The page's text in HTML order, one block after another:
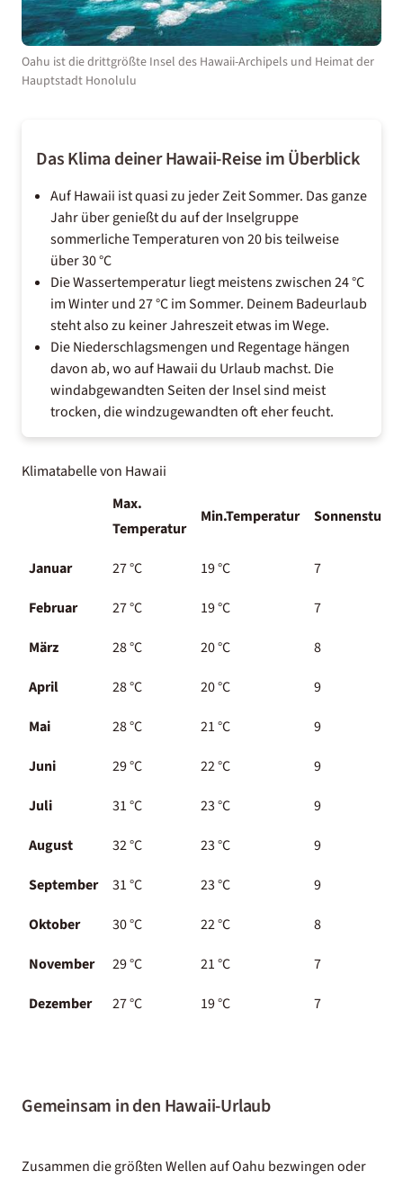
Oahu ist die drittgrößte Insel des Hawaii-Archipels und Heimat der
Hauptstadt Honolulu
Das Klima deiner Hawaii-Reise im Überblick
Auf Hawaii ist quasi zu jeder Zeit Sommer. Das ganze
Jahr über genießt du auf der Inselgruppe
sommerliche Temperaturen von 20 bis teilweise
über 30 °C
Die Wassertemperatur liegt meistens zwischen 24 °C
im Winter und 27 °C im Sommer. Deinem Badeurlaub
steht also zu keiner Jahreszeit etwas im Wege.
Die Niederschlagsmengen und Regentage hängen
davon ab, wo auf Hawaii du Urlaub machst. Die
windabgewandten Seiten der Insel sind meist
trocken, die windzugewandten oft eher feucht.
Klimatabelle von Hawaii
Max.
Temperatur
Min.Temperatur
Januar 27 °C 19 °C
7
Februar
27 °C 19 °C
7
März
28 °C 20 °C
8
April
28 °C 20 °C
9
Mai
28 °C 21 °C
9
Juni
29 °C 22 °C
9
Juli
31 °C 23 °C
9
August
32 °C 23 °C
9
September
31 °C 23 °C
9
Oktober
30 °C 22 °C
8
November
29 °C 21 °C
7
Dezember
27 °C 19 °C 7
Gemeinsam in den Hawaii-Urlaub
Zusammen die größten Wellen auf Oahu bezwingen oder